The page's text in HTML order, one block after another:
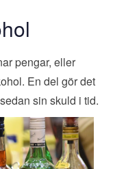
pengar, eller
En del gör det
sin skuld i tid.